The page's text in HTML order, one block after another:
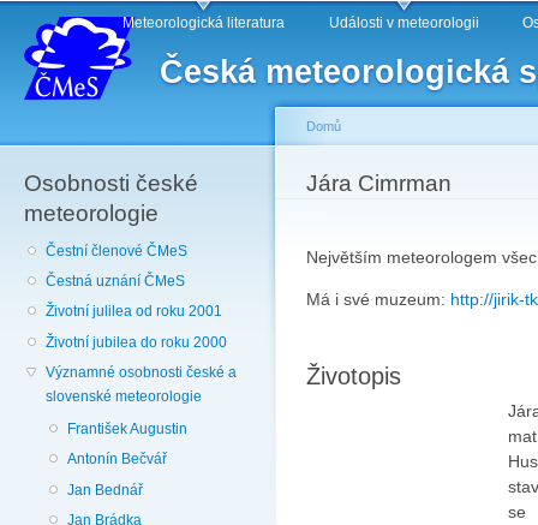
Česká meteorologická
Main menuMeteorologická literatura Události v meteorologii
Osobnosti české
meteorologie
Čestní členové ČMeS
Čestná uznání ČMeS
Životní julilea od roku 2001
Životní jubilea do roku 2000
Významné osobnosti české a
slovenské meteorologie
František Augustin
Antonín Bečvář
Jan Bednář
Jan Brádka
You are here
Domů
Jára Cimrman
Největším meteorologem
Má i své muzeum: http://jirik-
Životopis
se